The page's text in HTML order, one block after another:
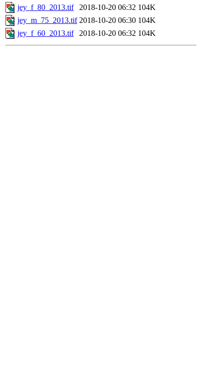
jey_f_80_2013.tif
2018-10-20 06:32 104K
jey_m_75_2013.tif 2018-10-20 06:30 104K
jey_f_60_2013.tif
2018-10-20 06:32 104K